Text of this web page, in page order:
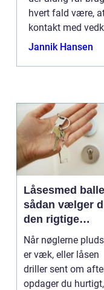
hvert fald være,
kontakt med
valgt den præcise
Jannik Hansen
Låsesmed
sådan vælger
den rigtige
låsepartner
Når nøglerne
er væk, eller låsen
driller sent om
opdager du hurtigt,